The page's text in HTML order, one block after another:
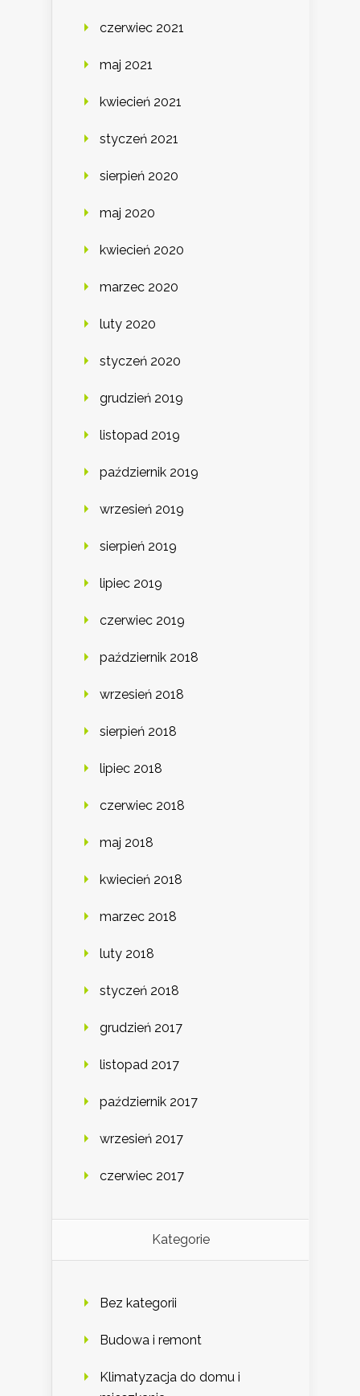
czerwiec 2021
maj 2021
kwiecień 2021
styczeń 2021
sierpień 2020
maj 2020
kwiecień 2020
marzec 2020
luty 2020
styczeń 2020
grudzień 2019
listopad 2019
październik 2019
wrzesień 2019
sierpień 2019
lipiec 2019
czerwiec 2019
październik 2018
wrzesień 2018
sierpień 2018
lipiec 2018
czerwiec 2018
maj 2018
kwiecień 2018
marzec 2018
luty 2018
styczeń 2018
grudzień 2017
listopad 2017
październik 2017
wrzesień 2017
czerwiec 2017
Kategorie
Bez kategorii
Budowa i remont
Klimatyzacja do domu i